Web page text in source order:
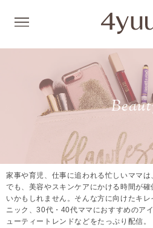
家事や育児、仕事に追われる忙しいママ
でも、美容やスキンケアにかける時間が
いかもしれません。そんな方に向けたキ
ニック、30代・40代ママにおすすめのア
ューティートレンドなどをたっぷり配信。